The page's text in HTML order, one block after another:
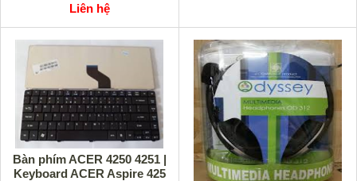
Liên hệ
Bàn phím ACER 4250 4251 |
Keyboard ACER Aspire 425